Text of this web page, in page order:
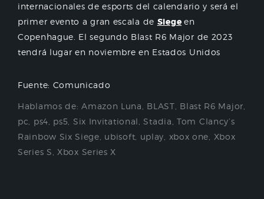
internacionales de esports del calendario y será el
primer evento a gran escala de Siege en
Copenhague. El segundo Blast R6 Major de 2023
tendrá lugar en noviembre en Estados Unidos
Fuente: Comunicado
Hablamos de:Amazon Luna BLAST Blast R6 Major
pc
ps4 ps5 Six Invitational ,Stadia ,Tom Clancy’s
Rainbow Six Siege ubisoft uplay xbox one
Xbox
Series S
Xbox Series X